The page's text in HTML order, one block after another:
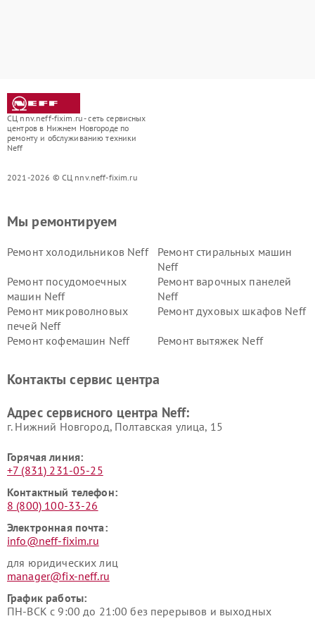
СЦ nnv.neff-fixim.ru - сеть сервисных
центров в Нижнем Новгороде по
ремонту и обслуживанию техники
Neff
2021-2026 © СЦ nnv.neff-fixim.ru
Мы ремонтируем
Ремонт холодильников Neff
Ремонт стиральных машин
Neff
Ремонт посудомоечных
машин Neff
Ремонт варочных панелей
Neff
Ремонт микроволновых
печей Neff
Ремонт духовых шкафов Neff
Ремонт кофемашин Neff Ремонт вытяжек Neff
Контакты сервис центра
Адрес сервисного центра Neff:
г. Нижний Новгород, Полтавская улица, 15
Горячая линия:
+7 (831) 231-05-25
Контактный телефон:
8 (800) 100-33-26
Электронная почта:
info@neff-fixim.ru
для юридических лиц
manager@fix-neff.ru
График работы:
ПН-ВСК с 9:00 до 21:00 без перерывов и выходных